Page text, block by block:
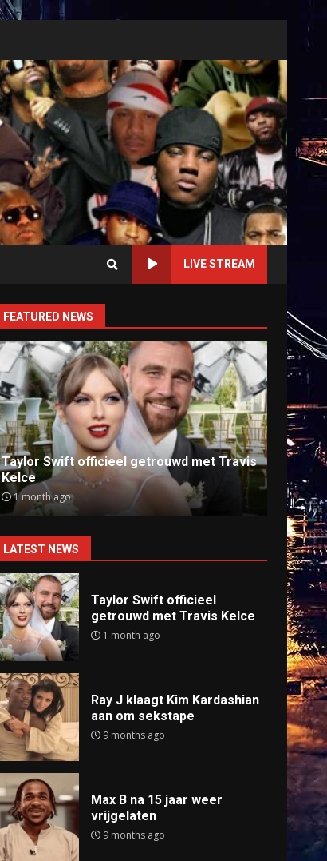
LIVE STREAM
FEATURED NEWS
Ray J klaagt Kim Kardashian aan om
sekstape
9 months ago
Anti-
9
LATEST NEWS
Taylor Swift officieel
getrouwd met Travis Kelce
1 month ago
Ray J klaagt Kim Kardashian
aan om sekstape
9 months ago
Max B na 15 jaar weer
vrijgelaten
9 months ago